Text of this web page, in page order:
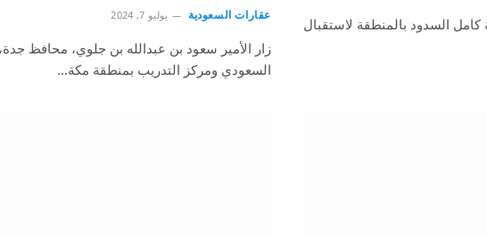
السدود بالمنطقة لاستقبال
عقارات السعودية يوليو 7, 2024
زار الأمير سعود بن عبدالله بن جلوي، محافظ جدة،
السعودي ومركز التدريب بمنطقة مكة…